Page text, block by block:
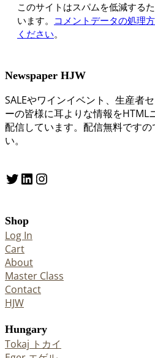
このサイトはスパムを低減する
います。 コメントデータの処理
ください。
Newspaper HJW
SALEやワインイベント、生産者
ーの皆様に耳よりな情報をHTML
配信しています。配信無料です
い。
Twitter LinkedIn Instagram
Shop
Log In
Cart
About
Master Class
Contact
HJW
Hungary
Tokaj トカイ